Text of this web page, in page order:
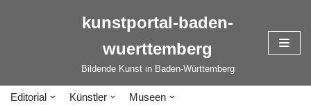
kunstportal-baden-
wuerttemberg
Bildende Kunst in Baden-Württemberg
Editorial Künstler
Museen